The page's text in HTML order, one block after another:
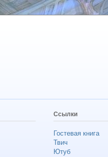
Ссылки
Гостевая книга
Твич
Ютуб